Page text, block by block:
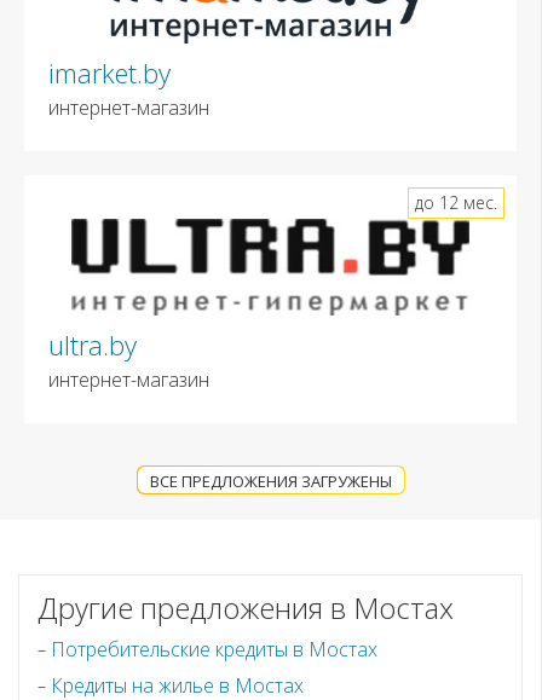
imarket.by
интернет-магазин
ultra.by
интернет-магазин
до 12 мес.
ВСЕ ПРЕДЛОЖЕНИЯ ЗАГРУЖЕНЫ
Другие предложения в Мостах
Потребительские кредиты в Мостах
Кредиты на жилье в Мостах